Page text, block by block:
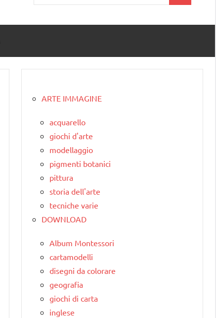
per:
ARTE IMMAGINE
acquarello
giochi d'arte
modellaggio
pigmenti botanici
pittura
storia dell'arte
tecniche varie
DOWNLOAD
Album Montessori
cartamodelli
disegni da colorare
geografia
giochi di carta
inglese